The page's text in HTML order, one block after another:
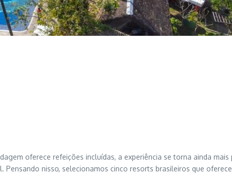
oferece refeições incluídas, a experiência se torna ainda
nisso, selecionamos cinco resorts brasileiros que